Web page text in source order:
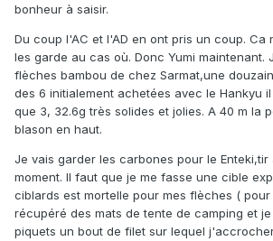
bonheur à saisir.
Du coup l'AC et l'AD en ont pris un coup. Ca
les garde au cas où. Donc Yumi maintenant.
flèches bambou de chez Sarmat,une
des 6 initialement achetées avec le Hankyu
que 3, 32.6g très solides et jolies. A 40 m la
blason en haut.
Je vais garder les carbones pour le Enteki,tir
moment. Il faut que je me fasse une cible
ciblards est mortelle pour mes flèches (
récupéré des mats de tente de camping et
piquets un bout de filet sur lequel